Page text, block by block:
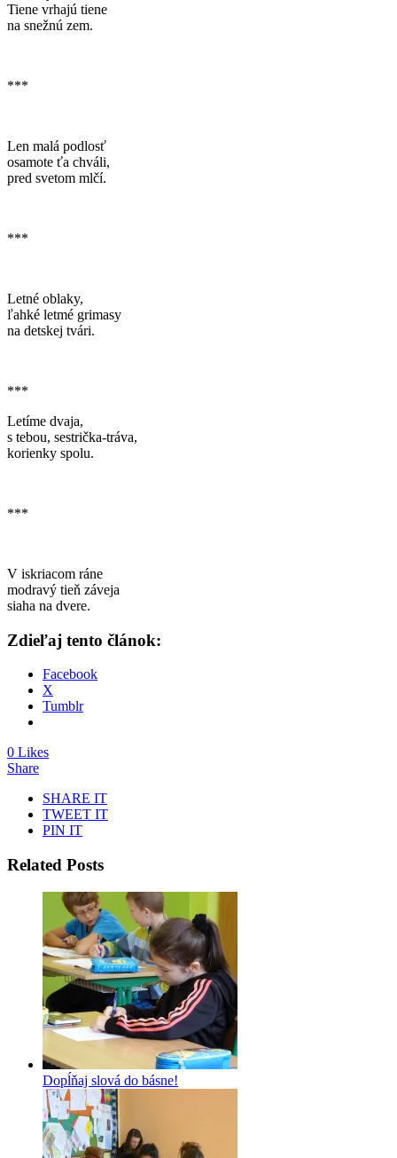
Tiene vrhajú tiene
na snežnú zem.
***
Len malá podlosť
osamote ťa chváli,
pred svetom mlčí.
***
Letné oblaky,
ľahké letmé grimasy
na detskej tvári.
***
Letíme dvaja,
s tebou, sestrička-tráva,
korienky spolu.
***
V iskriacom ráne
modravý tieň záveja
siaha na dvere.
Zdieľaj tento článok:
Facebook
X
Tumblr
0 Likes
Share
SHARE IT
TWEET IT
PIN IT
Related Posts
Dopĺňaj slová do básne!